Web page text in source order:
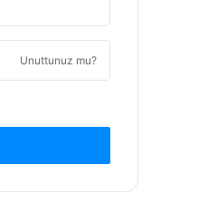
Unuttunuz mu?